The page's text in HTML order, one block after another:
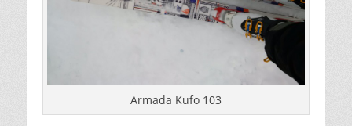
Armada Kufo 103